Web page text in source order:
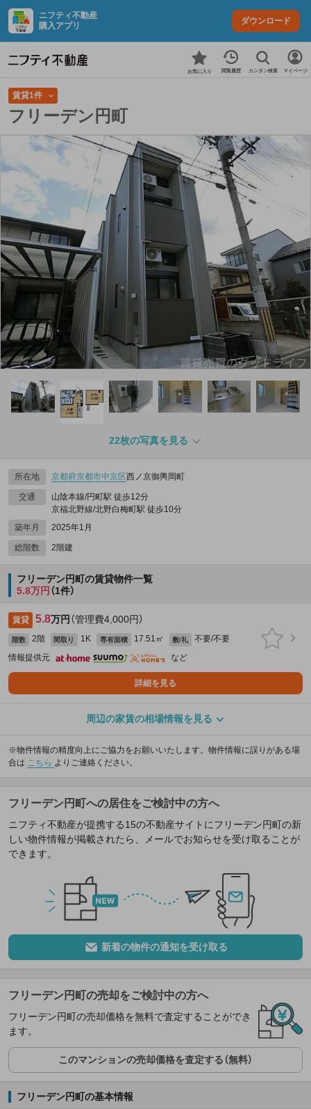
ニフティ不動産
購入アプリ
ダウンロード
お気に入り 閲覧履歴 カンタン検索 マイページ
賃貸1件
フリーデン円町
22枚の写真を見る
所在地 京都府京都市中京区西ノ京御輿岡町
交通
山陰本線/円町駅 徒歩12分
京福北野線/北野白梅町駅 徒歩10分
築年月
2025年1月
総階数 2階建
フリーデン円町の賃貸物件一覧
5.8万円 （1件）
賃貸 5.8万円 （管理費4,000円）
階数 2階 間取り 1K 専有面積 17.51㎡ 敷/礼
不要/不要
情報提供元
など
詳細を見る
周辺の家賃の相場情報を見る
※物件情報の精度向上にご協力をお願いいたします。物件情報に誤りがある場
合は こちら よりご連絡ください。
フリーデン円町への居住をご検討中の方へ
ニフティ不動産が提携する15の不動産サイトにフリーデン円町の新
しい物件情報が掲載されたら、メールでお知らせを受け取ることが
できます。
新着の物件の通知を受け取る
フリーデン円町の売却をご検討中の方へ
フリーデン円町の売却価格を無料で査定することができ
ます。
このマンションの売却価格を査定する（無料）
フリーデン円町の基本情報